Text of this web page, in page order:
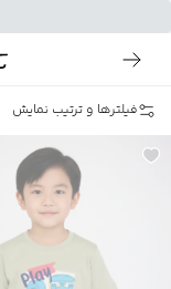
فیلترها و ترتیب نمایش